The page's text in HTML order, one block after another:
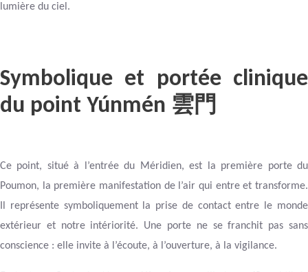
lumière du ciel.
Symbolique et portée clinique
du point Yúnmén 雲門
Ce point, situé à l’entrée du Méridien, est la première porte du
Poumon, la première manifestation de l’air qui entre et transforme.
Il représente symboliquement la prise de contact entre le monde
extérieur et notre intériorité. Une porte ne se franchit pas sans
conscience : elle invite à l’écoute, à l’ouverture, à la vigilance.